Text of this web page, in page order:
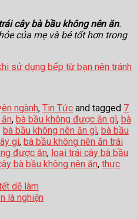
cây bà bầu không nên ăn.
của mẹ và bé tốt hơn trong
sử dụng bếp từ bạn nên tránh
ngành, Tin Tức and tagged 7
, bà bầu không được ăn gì, bà
bà bầu không nên ăn gì, bà bầu
gì, bà bầu không nên ăn trái
được ăn, loại trái cây bà bầu
bà bầu không nên ăn, thực
dễ làm
là nghiện